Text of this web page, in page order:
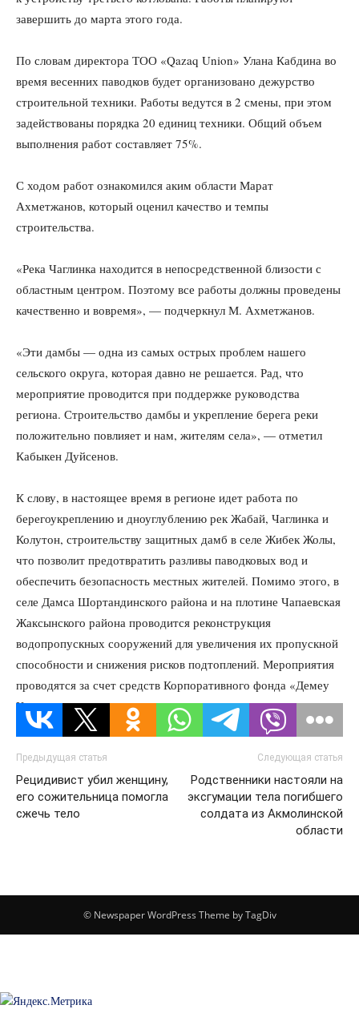
завершить до марта этого года.
По словам директора ТОО «Qazaq Union» Улана Кабдина во
время весенних паводков будет организовано дежурство
строительной техники. Работы ведутся в 2 смены, при этом
задействованы порядка 20 единиц техники. Общий объем
выполнения работ составляет 75%.
С ходом работ ознакомился аким области Марат
Ахметжанов, который оценил качество и темпы
строительства.
«Река Чаглинка находится в непосредственной близости с
областным центром. Поэтому все работы должны проведены
качественно и вовремя», — подчеркнул М. Ахметжанов.
«Эти дамбы — одна из самых острых проблем нашего
сельского округа, которая давно не решается. Рад, что
мероприятие проводится при поддержке руководства
региона. Строительство дамбы и укрепление берега реки
положительно повлияет и нам, жителям села», — отметил
Кабыкен Дуйсенов.
К слову, в настоящее время в регионе идет работа по
берегоукреплению и дноуглублению рек Жабай, Чаглинка и
Колутон, строительству защитных дамб в селе Жибек Жолы,
что позволит предотвратить разливы паводковых вод и
обеспечить безопасность местных жителей. Помимо этого, в
селе Дамса Шортандинского района и на плотине Чапаевская
Жаксынского района проводится реконструкция
водопропускных сооружений для увеличения их пропускной
способности и снижения рисков подтоплений. Мероприятия
проводятся за счет средств Корпоративного фонда «Демеу
Қазақстан қоры».
Предыдущая статья
Рецидивист убил женщину,
его сожительница помогла
сжечь тело
Следующая статья
Родственники настояли на
эксгумации тела погибшего
солдата из Акмолинской
области
© Newspaper WordPress Theme by TagDiv